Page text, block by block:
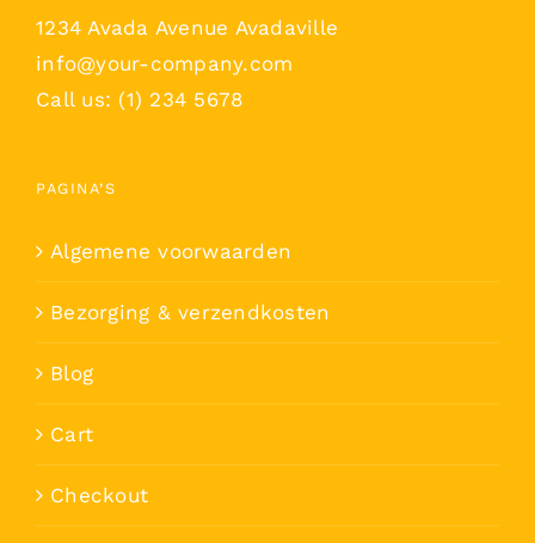
1234 Avada Avenue Avadaville
info@your-company.com
Call us: (1) 234 5678
PAGINA’S
Algemene voorwaarden
Bezorging & verzendkosten
Blog
Cart
Checkout